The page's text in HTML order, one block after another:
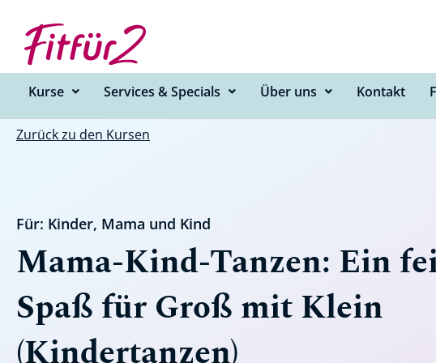
Inhalt
springen
Kurse Services & Specials Über uns Kontakt
Zurück zu den Kursen
Für: Kinder, Mama und Kind
Mama-Kind-Tanzen: Ein
Spaß für Groß mit Klein